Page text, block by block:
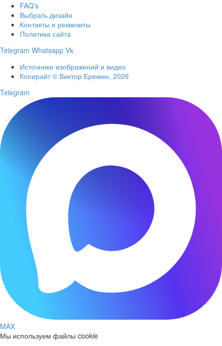
FAQ’s
Выбрать дизайн
Контакты и реквизиты
Политика сайта
Telegram Whatsapp Vk
Источники изображений и видео
Копирайт © Виктор Еремин, 2026
Telegram
MAX
Мы используем файлы cookie